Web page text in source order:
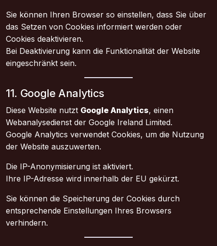
Sie können Ihren Browser so einstellen, dass Sie über
das Setzen von Cookies informiert werden oder
Cookies deaktivieren.
Bei Deaktivierung kann die Funktionalität der Website
eingeschränkt sein.
11. Google Analytics
Diese Website nutzt Google Analytics, einen
Webanalysedienst der Google Ireland Limited.
Google Analytics verwendet Cookies, um die Nutzung
der Website auszuwerten.
Die IP-Anonymisierung ist aktiviert.
Ihre IP-Adresse wird innerhalb der EU gekürzt.
Sie können die Speicherung der Cookies durch
entsprechende Einstellungen Ihres Browsers
verhindern.